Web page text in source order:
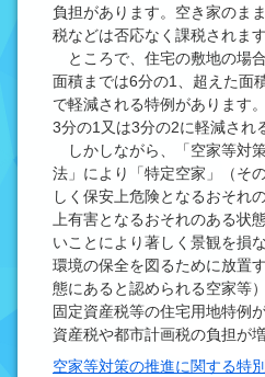
負担があります。空き家のま
税などは否応なく課税されます
ところで、住宅の敷地の場
面積までは6分の1、超えた面
で軽減される特例があります
3分の1又は3分の2に軽減され
しかしながら、「空家等対
法」により「特定空家」（そ
しく保安上危険となるおそれ
上有害となるおそれのある状
いことにより著しく景観を損
環境の保全を図るために放置
態にあると認められる空家等
固定資産税等の住宅用地特例
資産税や都市計画税の負担が
空家等対策の推進に関する特